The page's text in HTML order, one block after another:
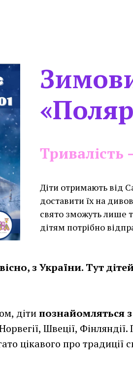
Тривалість
Діти отримають від
доставити їх на
свято зможуть лише
дітям потрібно
з України. Тут
дітипознайомляться
Швеції,
цікавого про традиції